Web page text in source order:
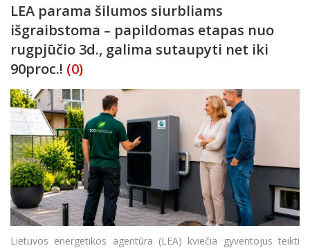
LEA parama šilumos siurbliams
išgraibstoma – papildomas etapas nuo
rugpjūčio 3d., galima sutaupyti net iki
90proc.! (0)
Lietuvos energetikos agentūra (LEA) kviečia gyventojus teikti